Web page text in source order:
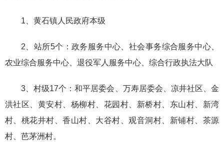
1、黄石镇人民政府本级
2、站所5个：政务服务中心、社会事务综合服务中心、
农业综合服务中心、退役军人服务中心、综合行政执法大队
3、村级17个：和平居委会、万寿居委会、凉井社区、金
洪社区、黄安村、杨柳村、花园村、新桥村、东山村、新湾
村、桃花井村、香山村、大谷村、观音洞村、新铺村、茶源
村、芭茅洲村。